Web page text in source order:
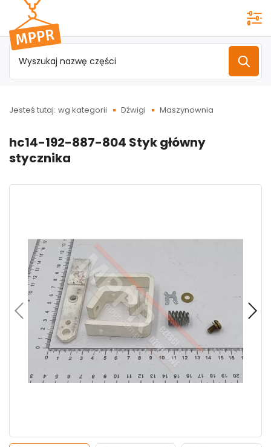
Przejdź do
menu
głównego
Jesteś tutaj: wg kategorii Dźwigi Maszynownia
hc14-192-887-804 Styk główny
stycznika